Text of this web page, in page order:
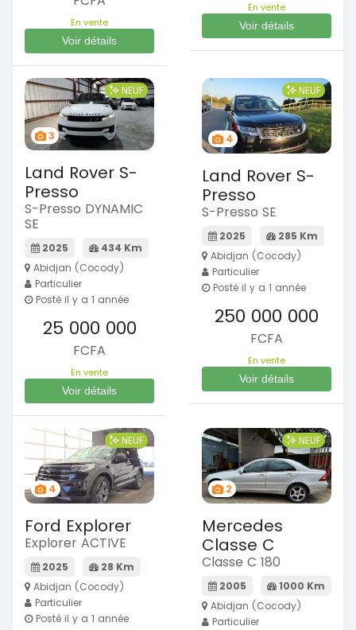
En vente
Voir détails
En vente
Voir détails
3
NEUF
Land Rover S-
Presso
S-Presso DYNAMIC
SE
2025
434 Km
Abidjan (Cocody)
Particulier
Posté il y a 1 année
25 000 000
FCFA
En vente
Voir détails
4
NEUF
Land Rover S-
Presso
S-Presso SE
2025
285 Km
Abidjan (Cocody)
Particulier
Posté il y a 1 année
250 000 000
FCFA
En vente
Voir détails
4
NEUF
Ford Explorer
Explorer ACTIVE
2025
28 Km
Abidjan (Cocody)
Particulier
Posté il y a 1 année
2
NEUF
Mercedes
Classe C
Classe C 180
2005
1000 Km
Abidjan (Cocody)
Particulier